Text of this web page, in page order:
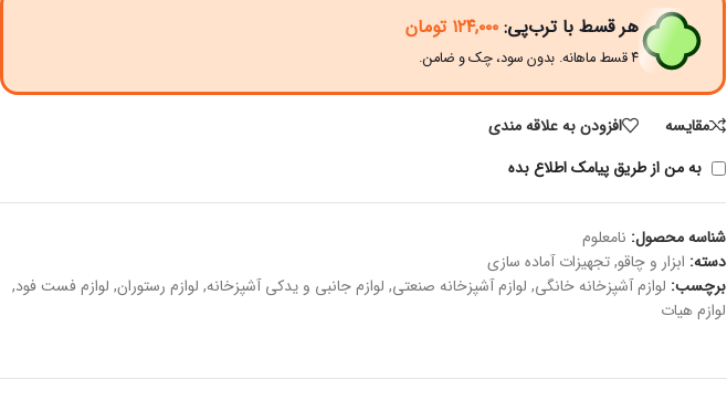
هر قسط با ترب‌پی: ۱۲۴,۰۰۰ تومان
۴ قسط ماهانه. بدون سود، چک و ضامن.
مقايسه
افزودن به علاقه مندی
به من از طریق پیامک اطلاع بده
شناسه محصول: نامعلوم
دسته: ابزار و چاقو,تجهیزات آماده سازی
برچسب: لوازم آشپزخانه خانگی, لوازم آشپزخانه صنعتی, لوازم جانبی و یدکی آشپزخانه, لوازم رستوران, لوازم فست فود,
لوازم هیات